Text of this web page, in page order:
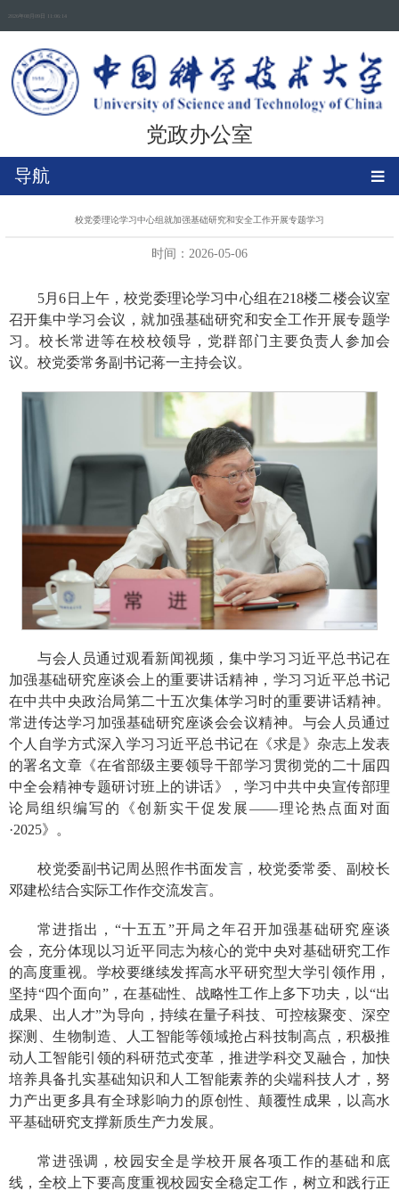
2026年08月09日 11:06:14
党政办公室
导航
校党委理论学习中心组就加强基础研究和安全工作开展专题学习
时间：2026-05-06
5月6日上午，校党委理论学习中心组在218楼二楼会议室
召开集中学习会议，就加强基础研究和安全工作开展专题学
习。校长常进等在校校领导，党群部门主要负责人参加会
议。校党委常务副书记蒋一主持会议。
与会人员通过观看新闻视频，集中学习习近平总书记在
加强基础研究座谈会上的重要讲话精神，学习习近平总书记
在中共中央政治局第二十五次集体学习时的重要讲话精神。
常进传达学习加强基础研究座谈会会议精神。与会人员通过
个人自学方式深入学习习近平总书记在《求是》杂志上发表
的署名文章《在省部级主要领导干部学习贯彻党的二十届四
中全会精神专题研讨班上的讲话》，学习中共中央宣传部理
论局组织编写的《创新实干促发展——理论热点面对面
·2025》。
校党委副书记周丛照作书面发言，校党委常委、副校长
邓建松结合实际工作作交流发言。
常进指出，“十五五”开局之年召开加强基础研究座谈
会，充分体现以习近平同志为核心的党中央对基础研究工作
的高度重视。学校要继续发挥高水平研究型大学引领作用，
坚持“四个面向”，在基础性、战略性工作上多下功夫，以“出
成果、出人才”为导向，持续在量子科技、可控核聚变、深空
探测、生物制造、人工智能等领域抢占科技制高点，积极推
动人工智能引领的科研范式变革，推进学科交叉融合，加快
培养具备扎实基础知识和人工智能素养的尖端科技人才，努
力产出更多具有全球影响力的原创性、颠覆性成果，以高水
平基础研究支撑新质生产力发展。
常进强调，校园安全是学校开展各项工作的基础和底
线，全校上下要高度重视校园安全稳定工作，树立和践行正